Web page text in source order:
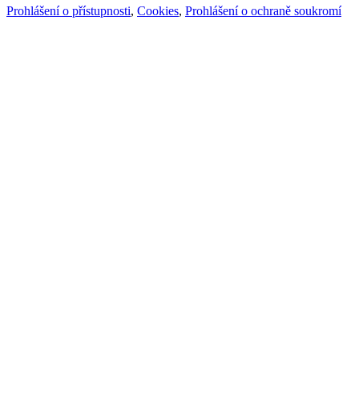
Prohlášení o přístupnosti, Cookies, Prohlášení o ochraně soukromí